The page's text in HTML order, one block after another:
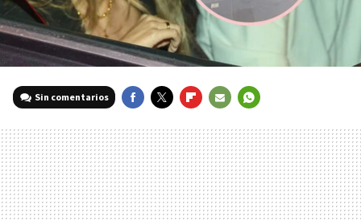
Sin comentarios
MAIL